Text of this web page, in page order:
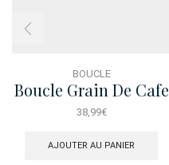
BOUCLE
Boucle Grain De Cafe
38,99€
AJOUTER AU PANIER